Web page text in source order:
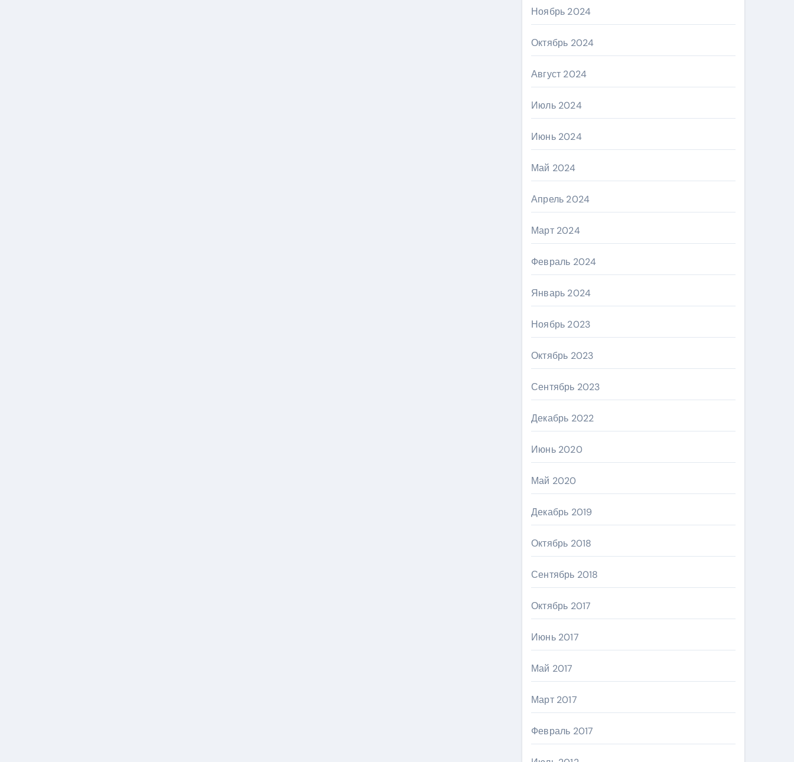
Ноябрь 2024
Октябрь 2024
Август 2024
Июль 2024
Июнь 2024
Май 2024
Апрель 2024
Март 2024
Февраль 2024
Январь 2024
Ноябрь 2023
Октябрь 2023
Сентябрь 2023
Декабрь 2022
Июнь 2020
Май 2020
Декабрь 2019
Октябрь 2018
Сентябрь 2018
Октябрь 2017
Июнь 2017
Май 2017
Март 2017
Февраль 2017